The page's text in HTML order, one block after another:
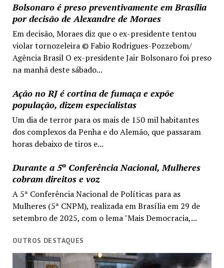
Bolsonaro é preso preventivamente em Brasília
por decisão de Alexandre de Moraes
Em decisão, Moraes diz que o ex-presidente tentou
violar tornozeleira © Fabio Rodrigues-Pozzebom/
Agência Brasil O ex-presidente Jair Bolsonaro foi preso
na manhã deste sábado...
Ação no RJ é cortina de fumaça e expõe
população, dizem especialistas
Um dia de terror para os mais de 150 mil habitantes
dos complexos da Penha e do Alemão, que passaram
horas debaixo de tiros e...
Durante a 5ª Conferência Nacional, Mulheres
cobram direitos e voz
A 5ª Conferência Nacional de Políticas para as
Mulheres (5ª CNPM), realizada em Brasília em 29 de
setembro de 2025, com o lema "Mais Democracia,...
OUTROS DESTAQUES